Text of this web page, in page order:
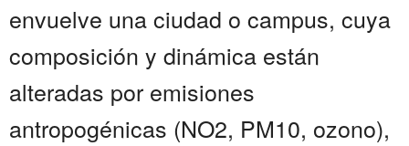
envuelve una ciudad o campus, cuya
composición y dinámica están
alteradas por emisiones
antropogénicas (NO2, PM10, ozono),